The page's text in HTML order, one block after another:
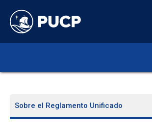
Sobre el Reglamento Unificado